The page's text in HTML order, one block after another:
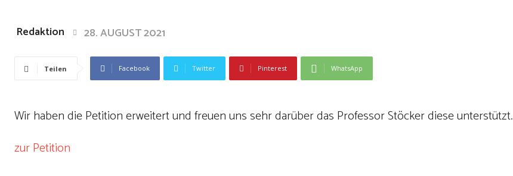
Redaktion 28. AUGUST 2021
Teilen Facebook Twitter Pinterest WhatsApp
Wir haben die Petition erweitert und freuen uns sehr darüber das Professor Stöcker diese unterstützt.
zur Petition